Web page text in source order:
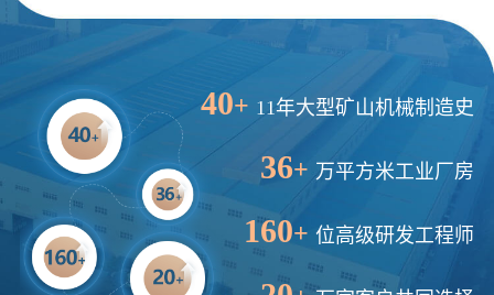
40+ 11年大型矿山机械制造史
36+ 万平方米工业厂房
160+ 位高级研发工程师